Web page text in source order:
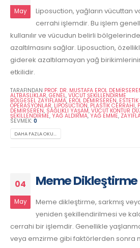
May
Liposuction, yağların vücuttan
cerrahi işlemdir. Bu işlem
kullanılır ve vücudun belirli
azaltılmasını sağlar. Liposuction,
giderek azaltılamayan yağ
etkilidir.
TARAFINDAN PROF. DR. MUSTAFA EROL
ALTBASLIKLAR, GENEL, VÜCUT ŞEKILLENDIRME
BÖLGESEL ZAYIFLAMA, EROL DEMIRSEREN,
OPERASYONLAR, LIPOSUCTION, PLASTIK CERRAHI,
DEMIRSEREN, SAĞLIKLI YAŞAM, VÜCUT KONTUR
ŞEKILLENDIRME, YAĞ ALDIRMA, YAĞ EMME,
SEVMEK: 0
DAHA FAZLA OKU...
04
May
Meme Dikleştirme
Meme dikleştirme, sarkmış
yeniden şekillendirilmesi ve
cerrahi bir işlemdir. Genellikle
veya emzirme gibi faktörlerden sonra